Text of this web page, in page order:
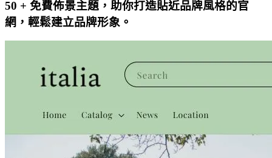
50 + 免費佈景主題，助你打造貼近品牌風格的官
網，輕鬆建立品牌形象。